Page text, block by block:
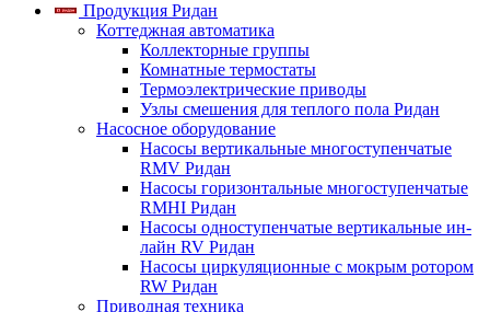
Продукция Ридан
Коттеджная автоматика
Коллекторные группы
Комнатные термостаты
Термоэлектрические приводы
Узлы смешения для теплого пола Ридан
Насосное оборудование
Насосы вертикальные многоступенчатые
RMV Ридан
Насосы горизонтальные многоступенчатые
RMHI Ридан
Насосы одноступенчатые вертикальные ин-
лайн RV Ридан
Насосы циркуляционные с мокрым ротором
RW Ридан
Приводная техника